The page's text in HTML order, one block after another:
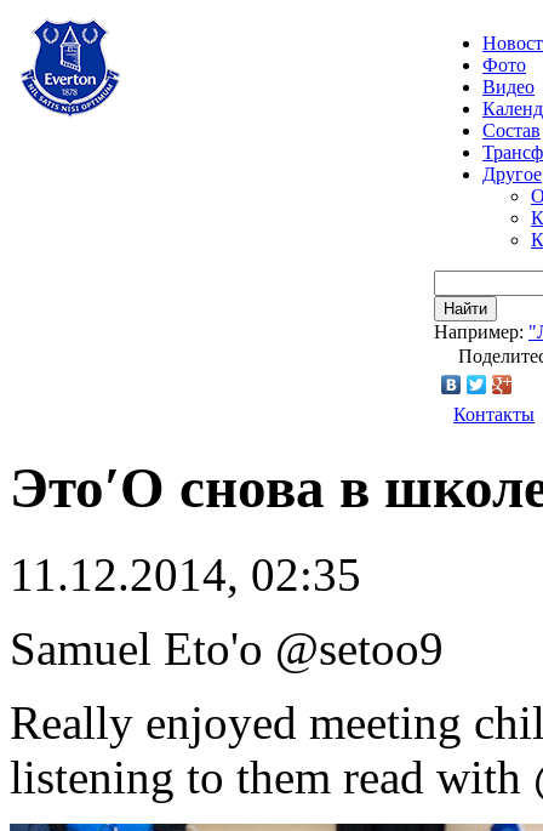
Фото
Видео
Состав
Другое
Найти
Например:
Контакты
Это′О снова в
11.12.2014, 02:35
Samuel Eto'o ‏@setoo9
Really enjoyed meeting
listening to them read with